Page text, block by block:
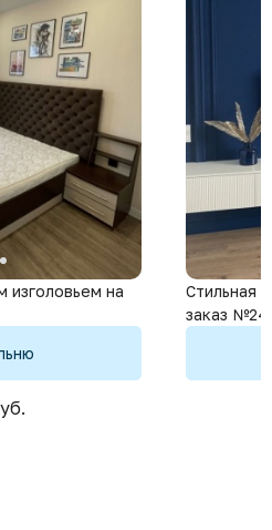
изголовьем на
Стильная
заказ